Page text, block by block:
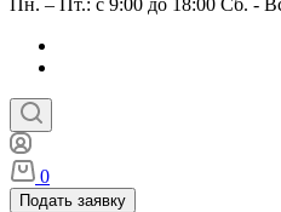
Пн. – Пт.: с 9:00 до 18:00 Сб. -
0
Подать заявку